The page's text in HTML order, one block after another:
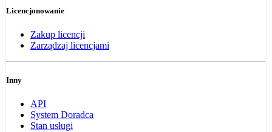
Licencjonowanie
Zakup licencji
Zarządzaj licencjami
Inny
API
System Doradca
Stan usługi